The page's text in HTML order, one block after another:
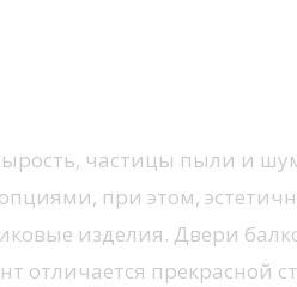
частицы пыли и
при этом,
изделия. Двери
отличается